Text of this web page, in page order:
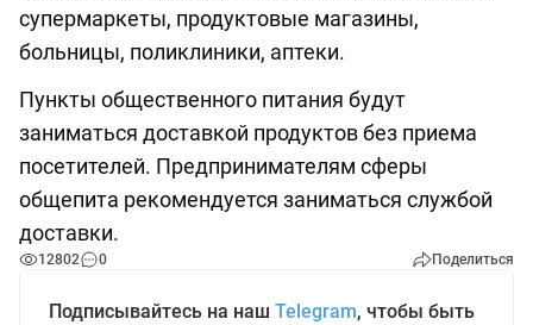
супермаркеты, продуктовые магазины,
больницы, поликлиники, аптеки.
Пункты общественного питания будут
заниматься доставкой продуктов без приема
посетителей. Предпринимателям сферы
общепита рекомендуется заниматься службой
доставки.
12802 0 Поделиться
Подписывайтесь на наш Telegram, чтобы быть